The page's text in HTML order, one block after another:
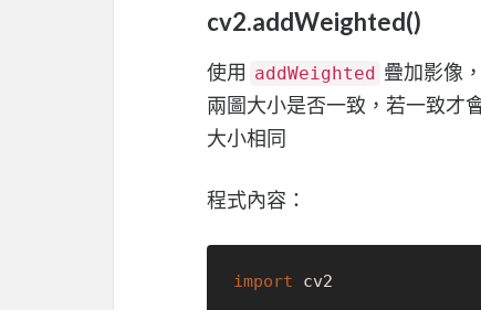
cv2.addWeighted()
使用 addWeighted 疊加影像
兩圖大小是否一致，若一致才
大小相同
程式內容：
import cv2